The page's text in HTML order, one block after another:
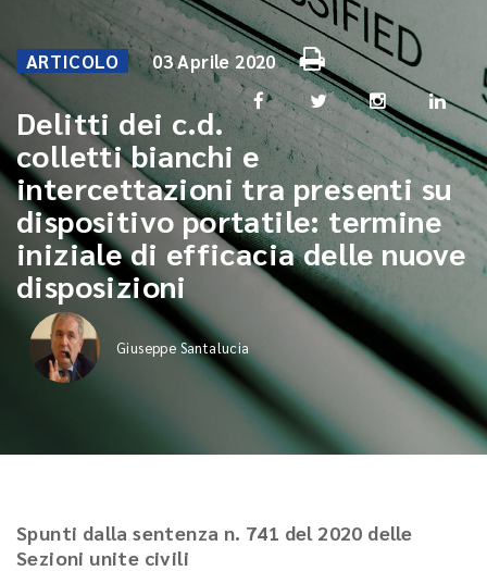
ARTICOLO 03 Aprile 2020
Delitti dei c.d.
colletti bianchi e
intercettazioni tra presenti su
dispositivo portatile: termine
iniziale di efficacia delle nuove
disposizioni
Giuseppe Santalucia
Spunti dalla sentenza n. 741 del 2020 delle
Sezioni unite civili